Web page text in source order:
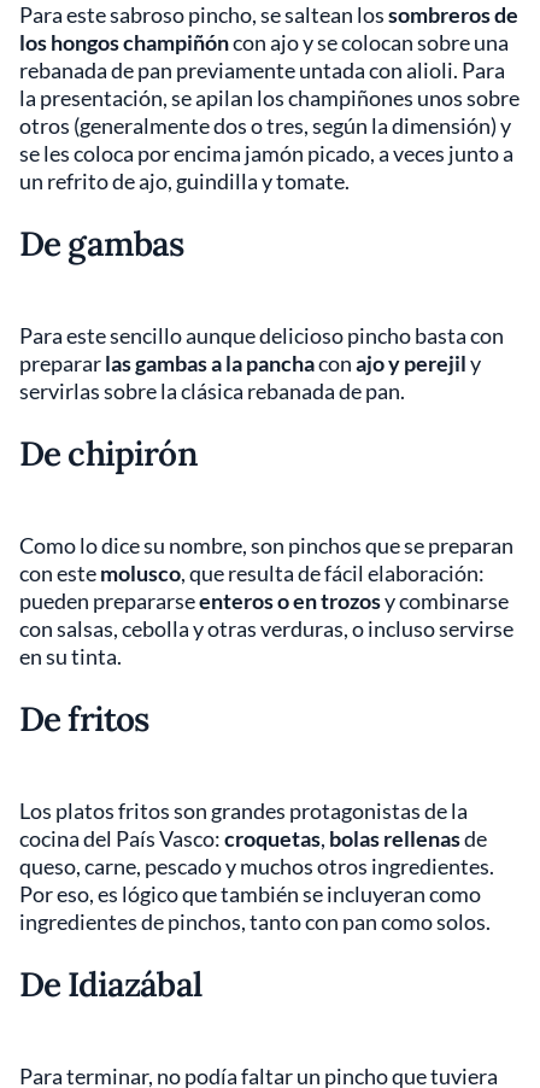
Para este sabroso pincho, se saltean lossombreros de
los hongos champiñóncon ajo y se colocan sobre una
rebanada de pan previamente untada con alioli. Para
la presentación, se apilan los champiñones unos sobre
otros (generalmente dos o tres, según la dimensión) y
se les coloca por encima jamón picado, a veces junto a
un refrito de ajo, guindilla y tomate.
De gambas
Para este sencillo aunque delicioso pincho basta con
prepararlas gambas a la panchaconajo y perejily
servirlas sobre la clásica rebanada de pan.
De chipirón
Como lo dice su nombre, son pinchos que se preparan
con estemolusco, que resulta de fácil elaboración:
pueden prepararseenteros o en trozosy combinarse
con salsas, cebolla y otras verduras, o incluso servirse
en su tinta.
De fritos
Los platos fritos son grandes protagonistas de la
cocina del País Vasco:croquetas, bolas rellenasde
queso, carne, pescado y muchos otros ingredientes.
Por eso, es lógico que también se incluyeran como
ingredientes de pinchos, tanto con pan como solos.
De Idiazábal
Para terminar, no podía faltar un pincho que tuviera